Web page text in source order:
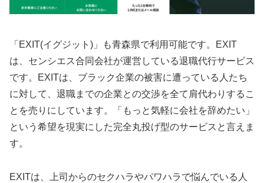
「EXIT(イグジット)」も青森県で利用可能です。EXIT
は、センシエス合同会社が運営している退職代行サービス
です。EXITは、ブラック企業の被害に遭っている人たち
に対して、退職までの企業との交渉を全て肩代わりするこ
とを売りにしています。「もっと気軽に会社を辞めたい」
という希望を現実にした完全丸投げ型のサービスと言えま
す。
EXITは、上司からのセクハラやパワハラで悩んでいる人